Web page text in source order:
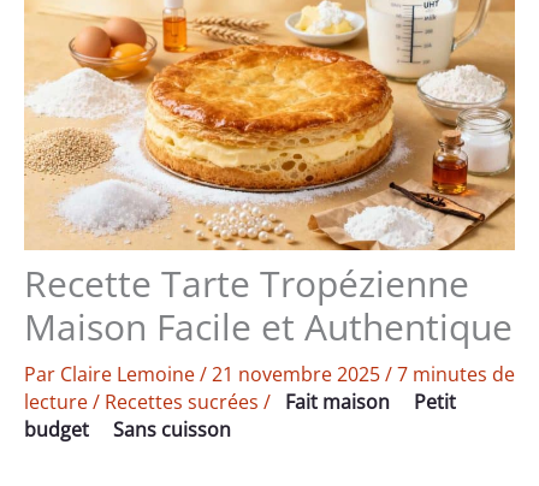
Recette Tarte Tropézienne
Maison Facile et Authentique
Par Claire Lemoine/21 novembre 2025/7 minutes de
lecture/ Recettes sucrées / Fait maison
Petit
budget
Sans cuisson